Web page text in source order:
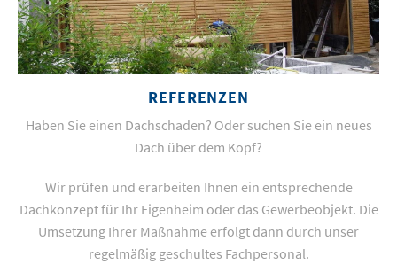
REFERENZEN
Haben Sie einen Dachschaden? Oder suchen Sie ein neues
Dach über dem Kopf?
Wir prüfen und erarbeiten Ihnen ein entsprechende
Dachkonzept für Ihr Eigenheim oder das Gewerbeobjekt. Die
Umsetzung Ihrer Maßnahme erfolgt dann durch unser
regelmäßig geschultes Fachpersonal.